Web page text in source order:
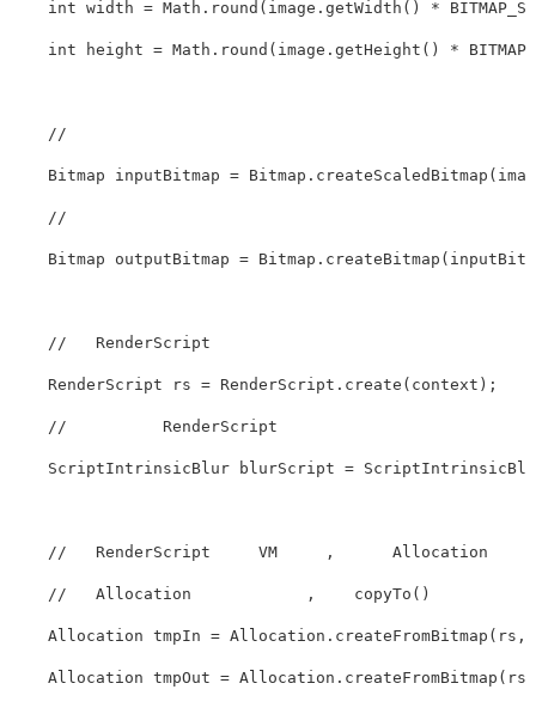
int width = Math.round(image.getWidth() *
int height = Math.round(image.getHeight() *
    //
Bitmap inputBitmap =
    //
Bitmap outputBitmap =
    //   RenderScript
    RenderScript rs = RenderScript.create(context);
    //          RenderScript
ScriptIntrinsicBlur blurScript =
//   RenderScript     VM     ,
    //   Allocation            ,    copyTo()
Allocation tmpIn = Allocation.createFromBitmap(rs,
Allocation tmpOut =